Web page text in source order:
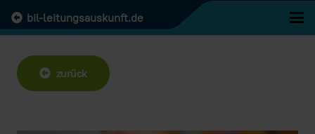
bil-leitungsauskunft.de
zurück